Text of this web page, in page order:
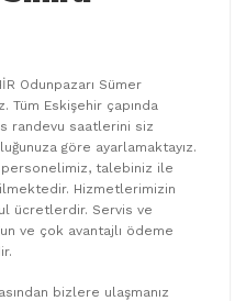
Odunpazarı Sümer
Tüm Eskişehir çapında
randevu saatlerini siz
göre ayarlamaktayız.
talebiniz ile
Hizmetlerimizin
ücretlerdir. Servis ve
ve çok avantajlı ödeme
bizlere ulaşmanız